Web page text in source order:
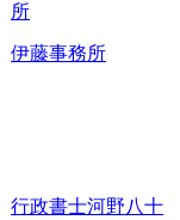
所
伊藤事務所
行政書士河野八十